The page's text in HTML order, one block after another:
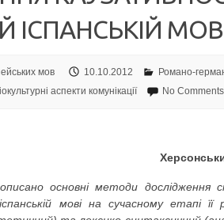
ІСПАНСЬКІЙ
мов 10.10.2012 Романо-
аспекти комунікації
No Comments
основні методи дослідження
мові на сучасному етапі